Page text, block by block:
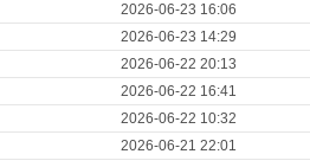
2026-06-23 16:06
2026-06-23 14:29
2026-06-22 20:13
2026-06-22 16:41
2026-06-22 10:32
2026-06-21 22:01